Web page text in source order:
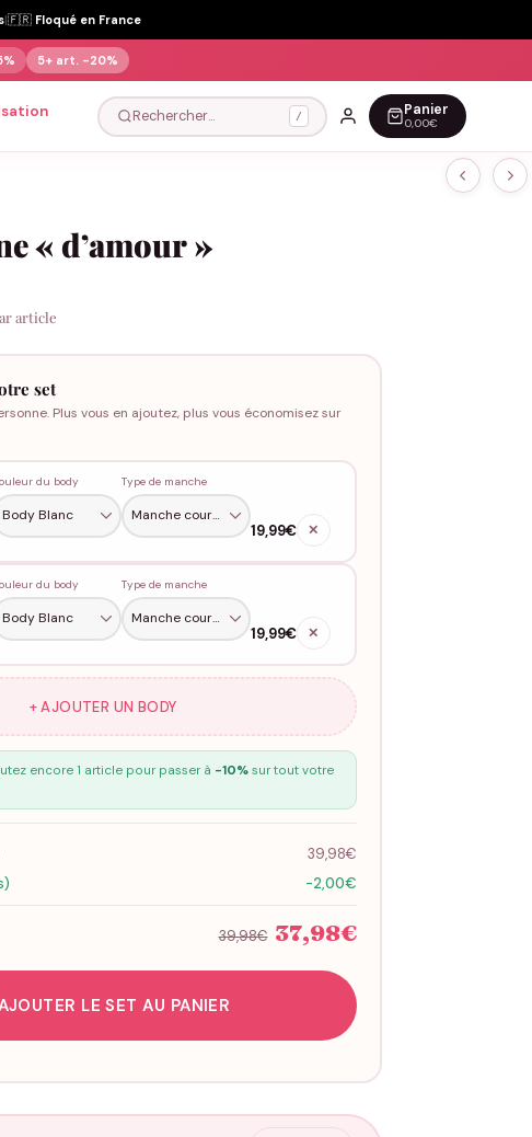
|🇫🇷 Floqué en France
5+ art. -20%
Rechercher… / Panier
0,00€
« d’amour »
article
set
Plus vous en ajoutez, plus vous économisez sur
du body Type de manche
19,99€ ✕
du body Type de manche
19,99€ ✕
+ AJOUTER UN BODY
encore 1 article pour passer à -10%sur tout votre
39,98€
-2,00€
39,98€ 37,98€
LE SET AU PANIER